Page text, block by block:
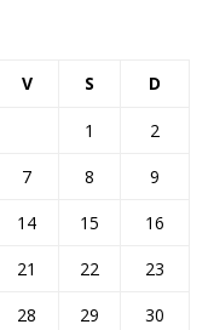
V S D
1
2
7 8
9
14 15
16
21 22
23
28 29
30